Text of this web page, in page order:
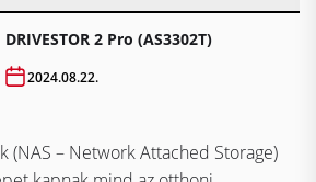
DRIVESTOR 2 Pro (AS3302T)
2024.08.22.
(NAS – Network Attached Storage)